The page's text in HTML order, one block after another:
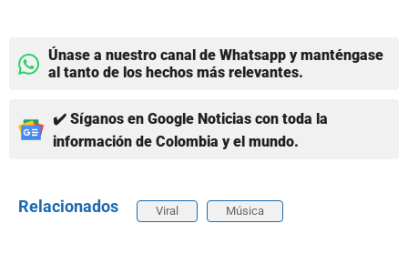
Únase a nuestro canal de Whatsapp y manténgase
al tanto de los hechos más relevantes.
✔️ Síganos en Google Noticias con toda la
información de Colombia y el mundo.
Relacionados Viral Música